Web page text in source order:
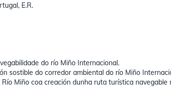
E.R.
do río Miño Internacional.
sostible do corredor ambiental do río Miño
Miño coa creación dunha ruta turística navegable